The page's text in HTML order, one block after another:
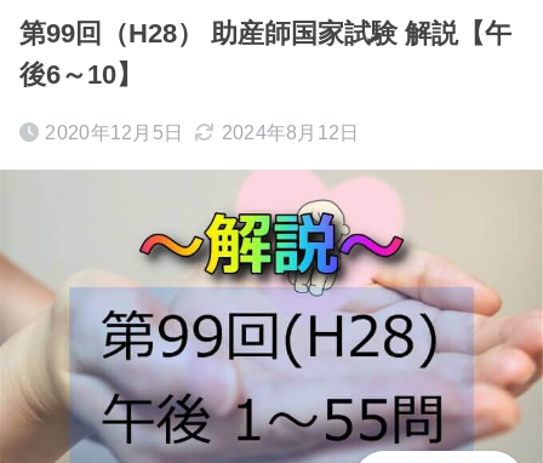
第99回（H28） 助産師国家試験 解説【午
後6～10】
2020年12月5日 2024年8月12日